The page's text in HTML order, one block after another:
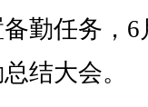
勤任务，6
结大会。